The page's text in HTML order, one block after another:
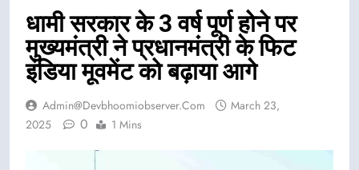
धामी सरकार के 3 वर्ष पूर्ण होने पर
मुख्यमंत्री ने प्रधानमंत्री के फिट
इंडिया मूवमेंट को बढ़ाया आगे
Admin@devbhoomiobserver.com
March 23,
2025
0 1 Mins